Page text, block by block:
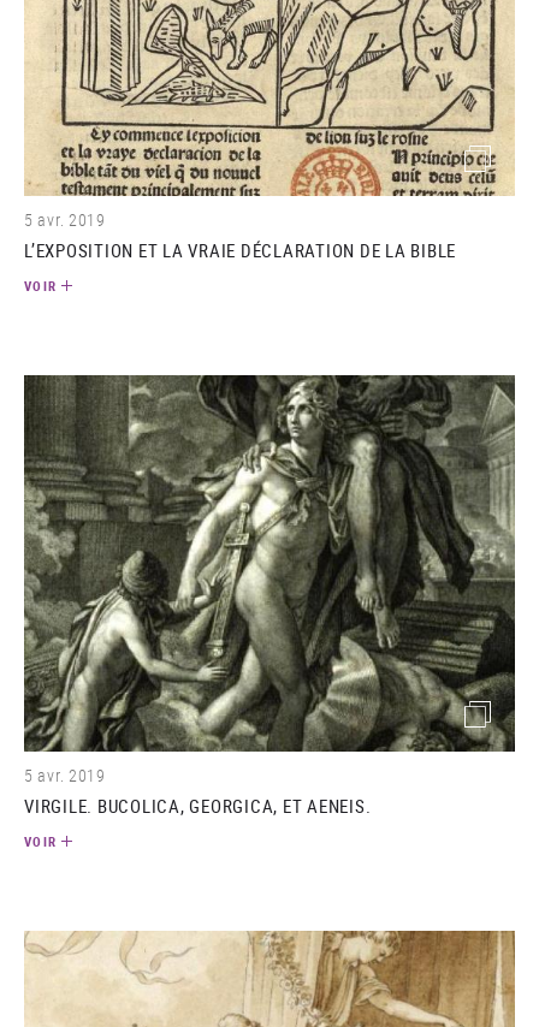
(image)
5 avr. 2019
L’EXPOSITION ET LA VRAIE DÉCLARATION DE LA BIBLE
VOIR
(image)
5 avr. 2019
VIRGILE. BUCOLICA, GEORGICA, ET AENEIS.
VOIR